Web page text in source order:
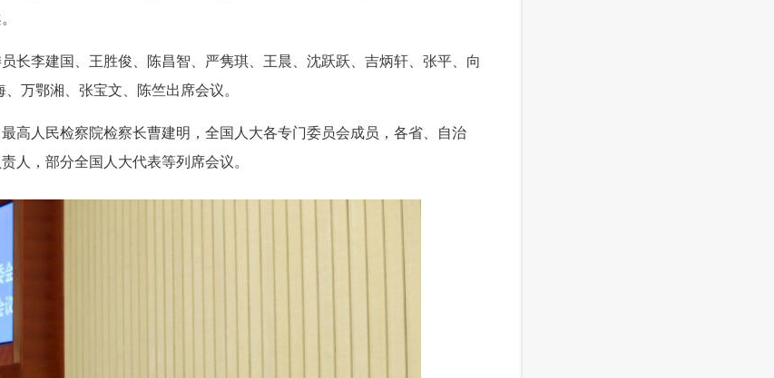
李建国、王胜俊、陈昌智、严隽琪、王晨、沈跃跃、吉炳轩、张平、向
万鄂湘、张宝文、陈竺出席会议。
人民检察院检察长曹建明，全国人大各专门委员会成员，各省、自治
人，部分全国人大代表等列席会议。